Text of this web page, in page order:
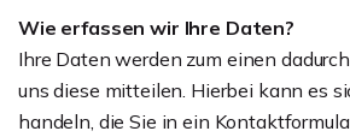
Wie erfassen wir Ihre Daten?
Ihre Daten werden zum einen
uns diese mitteilen. Hierbei kann es
handeln, die Sie in ein